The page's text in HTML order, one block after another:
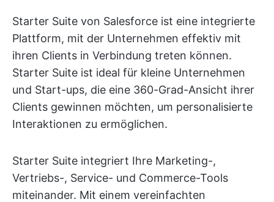
Starter Suite von Salesforce ist eine integrierte
Plattform, mit der Unternehmen effektiv mit
ihren Clients in Verbindung treten können.
Starter Suite ist ideal für kleine Unternehmen
und Start-ups, die eine 360-Grad-Ansicht ihrer
Clients gewinnen möchten, um personalisierte
Interaktionen zu ermöglichen.
Starter Suite integriert Ihre Marketing-,
Vertriebs-, Service- und Commerce-Tools
miteinander. Mit einem vereinfachten